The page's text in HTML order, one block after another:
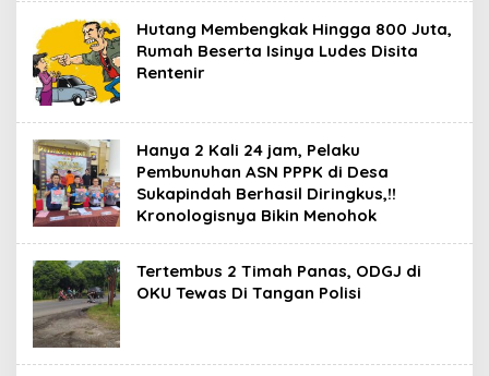
Hutang Membengkak Hingga 800 Juta,
Rumah Beserta Isinya Ludes Disita
Rentenir
Hanya 2 Kali 24 jam, Pelaku
Pembunuhan ASN PPPK di Desa
Sukapindah Berhasil Diringkus,!!
Kronologisnya Bikin Menohok
Tertembus 2 Timah Panas, ODGJ di
OKU Tewas Di Tangan Polisi